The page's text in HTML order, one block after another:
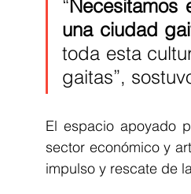
“Necesitamos
una ciudad
toda esta
gaitas”,
El espacio apoyado
sector económico y
impulso y rescate de